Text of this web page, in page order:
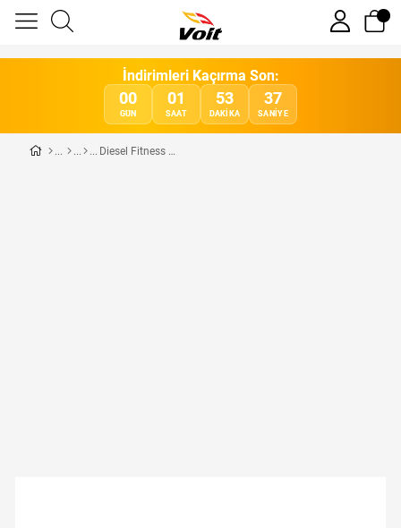
İndirimleri Kaçırma Son:
00
GÜN
01
SAAT
53
DAKIKA
37
SANIYE
Diesel Fitness Plus Dumbel 24 Kg